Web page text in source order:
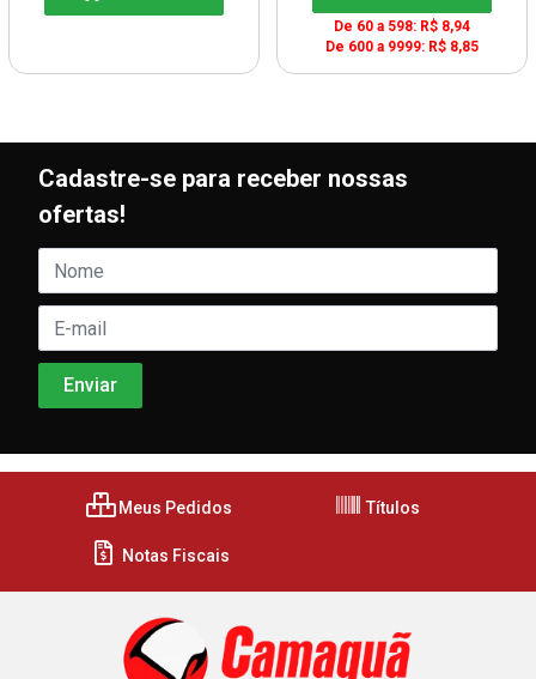
De 60 a 598: R$ 8,94
De 600 a 9999: R$ 8,85
Cadastre-se para receber nossas
ofertas!
Meus Pedidos Títulos
Notas Fiscais